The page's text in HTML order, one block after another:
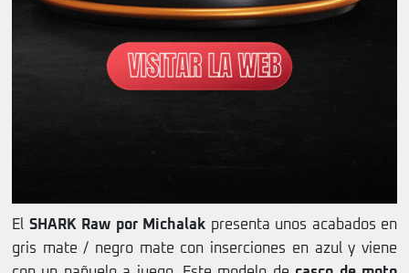
El SHARK Raw por Michalak presenta unos acabados en
gris mate / negro mate con inserciones en azul y viene